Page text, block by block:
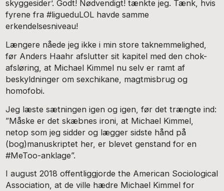
skyggesider’. Godt! Nødvendigt! tænkte jeg. Tænk, hvis
fyrene fra #ligueduLOL havde samme
erkendelsesniveau!
Længere nåede jeg ikke i min store taknemmelighed,
før Anders Haahr afslutter sit kapitel med den chok-
afsløring, at Michael Kimmel nu selv er ramt af
beskyldninger om sexchikane, magtmisbrug og
homofobi.
Jeg læste sætningen igen og igen, før det trængte ind:
”Måske er det skæbnes ironi, at Michael Kimmel,
netop som jeg sidder og lægger sidste hånd på
(bog)manuskriptet her, er blevet genstand for en
#MeToo-anklage”.
I august 2018 offentliggjorde the American Sociological
Association, at de ville hædre Michael Kimmel for